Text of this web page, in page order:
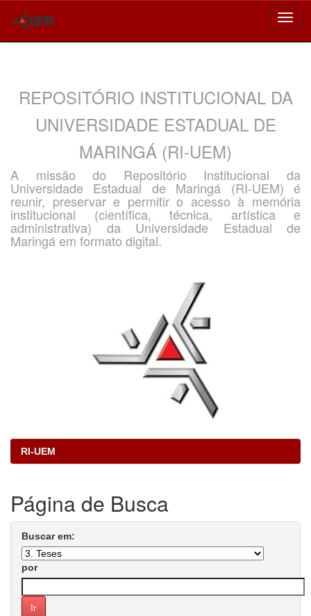
REPOSITÓRIO INSTITUCIONAL DA
UNIVERSIDADE ESTADUAL DE
MARINGÁ (RI-UEM)
A missão do Repositório Institucional da
Universidade Estadual de Maringá (RI-UEM) é
reunir, preservar e permitir o acesso à memória
institucional (científica, técnica, artística e
administrativa) da Universidade Estadual de
Maringá em formato digital.
RI-UEM
Página de Busca
Buscar em:
por